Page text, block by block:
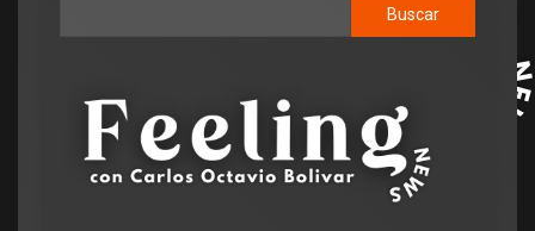
Buscar